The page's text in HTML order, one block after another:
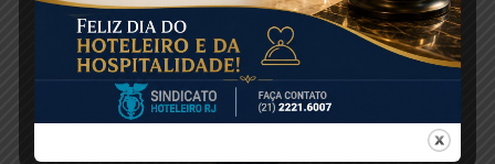
Share this entry